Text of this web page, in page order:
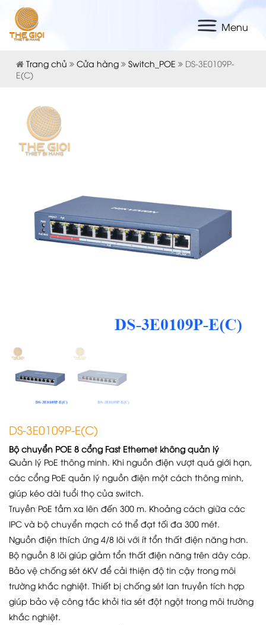
Menu
Trang chủ Cửa hàng Switch_POE
DS-3E0109P-
E(C)
DS-3E0109P-E(C)
Bộ chuyển POE 8 cổng Fast Ethernet không quản lý
Quản lý PoE thông minh. Khi nguồn điện vượt quá giới hạn,
các cổng PoE quản lý nguồn điện một cách thông minh,
giúp kéo dài tuổi thọ của switch.
Truyền PoE tầm xa lên đến 300 m. Khoảng cách giữa các
IPC và bộ chuyển mạch có thể đạt tối đa 300 mét.
Nguồn điện thích ứng 4/8 lõi với ít tổn thất điện năng hơn.
Bộ nguồn 8 lõi giúp giảm tổn thất điện năng trên dây cáp.
Bảo vệ chống sét 6KV để cải thiện độ tin cậy trong môi
trường khắc nghiệt. Thiết bị chống sét lan truyền tích hợp
giúp bảo vệ công tắc khỏi tia sét đột ngột trong môi trường
khắc nghiệt.